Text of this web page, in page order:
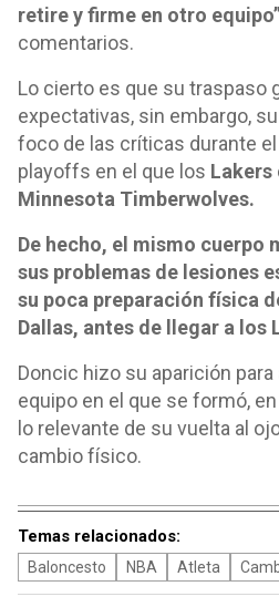
retire y firme en otro
comentarios.
Lo cierto es que su traspaso
expectativas, sin embargo,
foco de las críticas durante
playoffs en el que los Lakers
Minnesota Timberwolves.
De hecho, el mismo cuerpo
sus problemas de lesiones
su poca preparación física
Dallas, antes de llegar a los
Doncic hizo su aparición para
equipo en el que se formó, en
lo relevante de su vuelta al
cambio físico.
Temas relacionados:
Baloncesto NBA Atleta